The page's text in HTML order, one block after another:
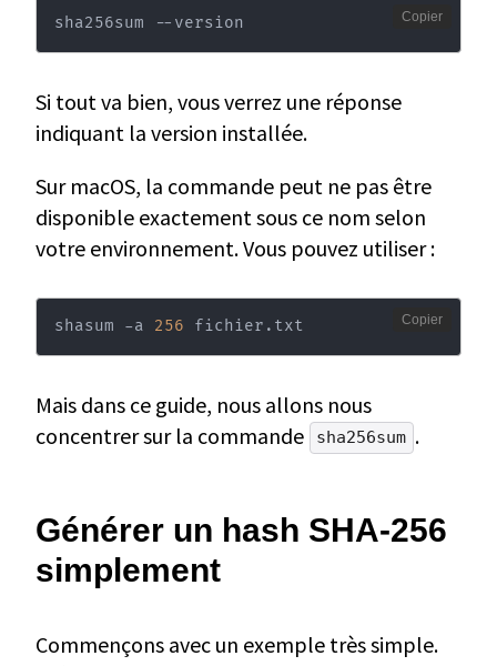
sha256sum --version Copier
Si tout va bien, vous verrez une réponse
indiquant la version installée.
Sur macOS, la commande peut ne pas être
disponible exactement sous ce nom selon
votre environnement. Vous pouvez utiliser :
shasum -a 256 fichier.txt Copier
Mais dans ce guide, nous allons nous
concentrer sur la commande
sha256sum .
Générer un hash SHA-256
simplement
Commençons avec un exemple très simple.